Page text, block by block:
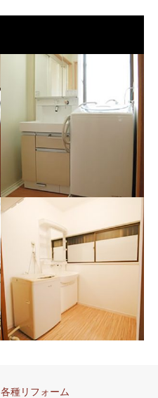
山梨県 市川三郷町 Ａ様
に収ま理、洗面台はすべて引
各種リフォーム